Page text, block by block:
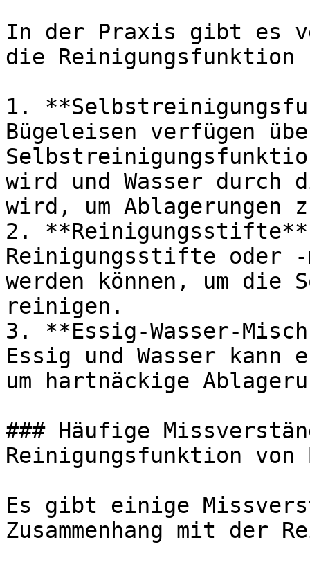
In der Praxis gibt es
die Reinigungsfunktion
1.
Bügeleisen verfügen
wird und Wasser durch
wird, um Ablagerungen
2.
Reinigungsstifte oder
werden können, um die
reinigen.
3. **Essig-Wasser-
Essig und Wasser kann
um hartnäckige
### Häufige
Reinigungsfunktion von
Es gibt einige
Zusammenhang mit der